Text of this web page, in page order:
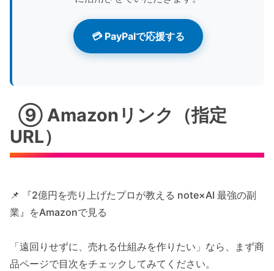
💳 PayPalで応援する
⑨ Amazonリンク（指定
URL）
📌 『2億円を売り上げたプロが教える note×AI 最強の副
業』をAmazonで見る
「遠回りせずに、売れる仕組みを作りたい」なら、まず商
品ページで目次をチェックしてみてください。